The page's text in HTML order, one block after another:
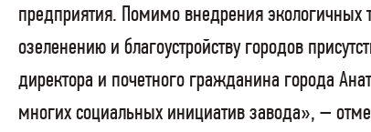
предприятия. Помимо внедрения
озеленению и благоустройству городов
директора и почетного гражданина города
многих социальных инициатив завода», –